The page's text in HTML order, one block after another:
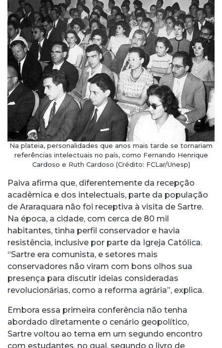
Na plateia, personalidades que anos mais tarde se tornariam
referências intelectuais no país, como Fernando Henrique
Cardoso e Ruth Cardoso (Crédito: FCLar/Unesp)
Paiva afirma que, diferentemente da recepção
acadêmica e dos intelectuais, parte da população
de Araraquara não foi receptiva à visita de Sartre.
Na época, a cidade, com cerca de 80 mil
habitantes, tinha perfil conservador e havia
resistência, inclusive por parte da Igreja Católica.
“Sartre era comunista, e setores mais
conservadores não viram com bons olhos sua
presença para discutir ideias consideradas
revolucionárias, como a reforma agrária”, explica.
Embora essa primeira conferência não tenha
abordado diretamente o cenário geopolítico,
Sartre voltou ao tema em um segundo encontro
com estudantes, no qual, segundo o livro de